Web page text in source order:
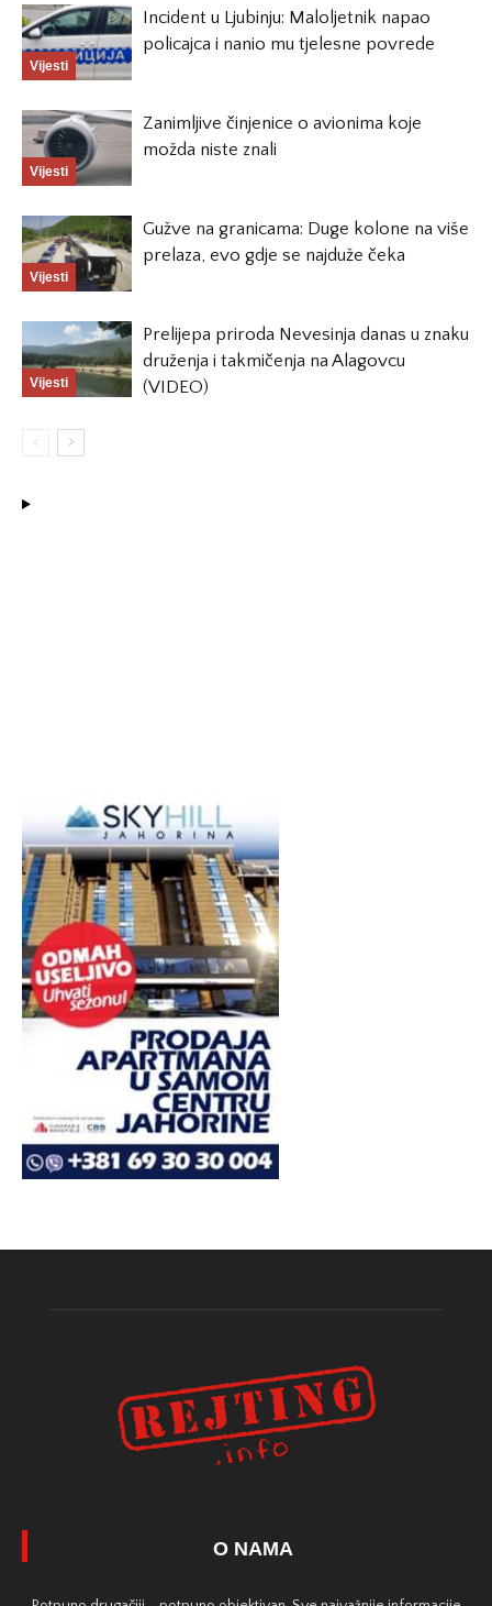
Vijesti
Incident u Ljubinju: Maloljetnik napao
policajca i nanio mu tjelesne povrede
Vijesti
Zanimljive činjenice o avionima koje
možda niste znali
Vijesti
Gužve na granicama: Duge kolone na više
prelaza, evo gdje se najduže čeka
Vijesti
Prelijepa priroda Nevesinja danas u znaku
druženja i takmičenja na Alagovcu
(VIDEO)
O NAMA